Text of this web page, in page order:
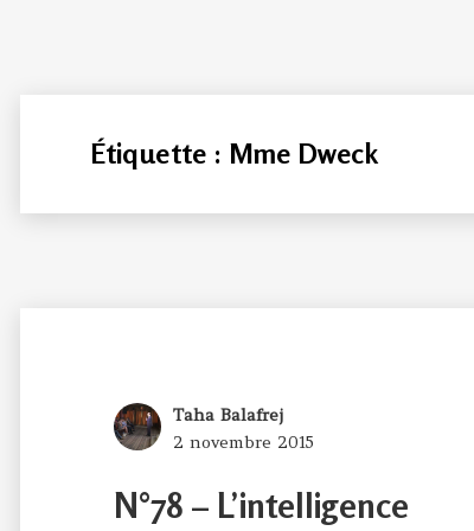
Étiquette : Mme Dweck
Author
Taha Balafrej
Posted
2 novembre 2015
N°78 – L’intelligence